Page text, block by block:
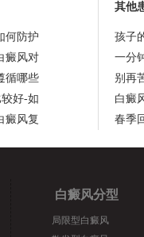
何防护
癜风对
循哪些
好-如
癜风复
其他
孩子
一分
别再
白癜
春季
白癜风分型
局限型白癜风